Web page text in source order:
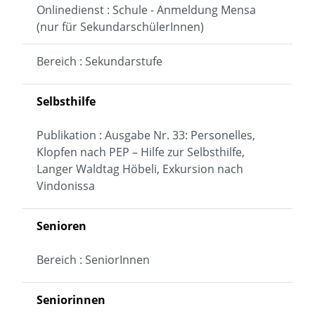
Onlinedienst : Schule - Anmeldung Mensa
(nur für SekundarschülerInnen)
Bereich : Sekundarstufe
Selbsthilfe
Publikation : Ausgabe Nr. 33: Personelles,
Klopfen nach PEP – Hilfe zur Selbsthilfe,
Langer Waldtag Höbeli, Exkursion nach
Vindonissa
Senioren
Bereich : SeniorInnen
Seniorinnen